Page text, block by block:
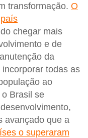
transformação. O
chegar mais
e de
da
todas as
ao
Brasil se
avançado que a
o superaram